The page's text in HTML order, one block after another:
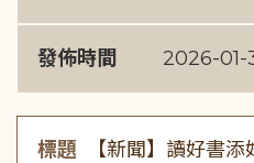
發佈時間 2026-01-
標題
【新聞】讀好書